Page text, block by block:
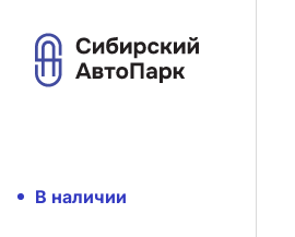
В наличии